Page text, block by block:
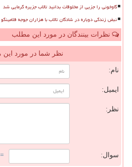
گاوخونی را جزیی از مخلوقات بدانید تالاب جزیره گرمایی شد
نبض زندگی دوباره در شادگان تالاب با هزاران جوجه
نظرات بینندگان در مورد این مطلب
نظر شما در مورد
نام:
ایمیل:
نظر:
سوال: = ۸ بعلاوه ۴